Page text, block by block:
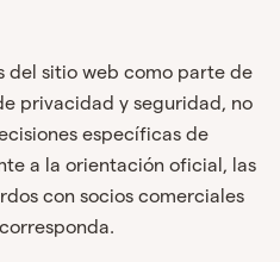
del sitio web como parte de
privacidad y seguridad, no
específicas de
a la orientación oficial, las
con socios comerciales